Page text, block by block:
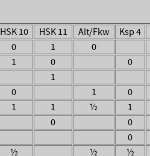
HSK 10 HSK 11 Alt/Fkw Ksp 4
0 1 0
1 0 0
1
0 1 0
1 1 ½ 1
0 0
0
½ ½ ½